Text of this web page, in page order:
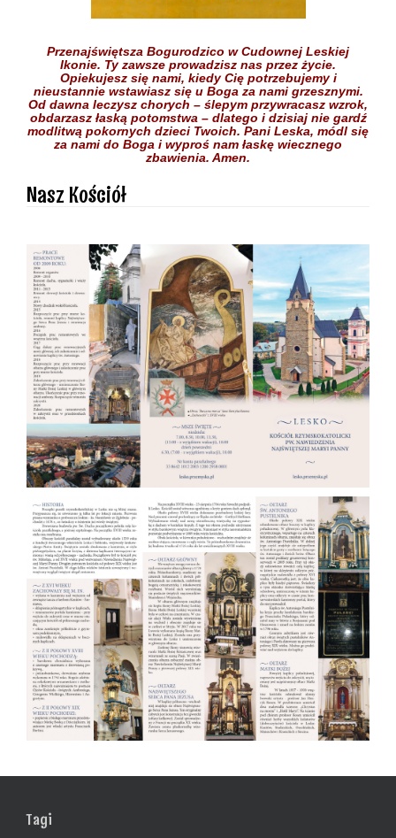
Przenajświętsza Bogurodzico w Cudownej Leskiej
Ikonie. Ty zawsze prowadzisz nas przez życie.
Opiekujesz się nami, kiedy Cię potrzebujemyi
nieustannie wstawiasz się u Boga za nami grzesznymi.
Od dawna leczysz chorych – ślepym przywracasz wzrok,
obdarzasz łaską potomstwa – dlatego i dzisiaj nie gardź
modlitwą pokornych dzieci Twoich. Pani Leska, módl się
za nami do Boga i wyproś nam łaskę wiecznego
zbawienia. Amen.
Nasz Kościół
Tagi